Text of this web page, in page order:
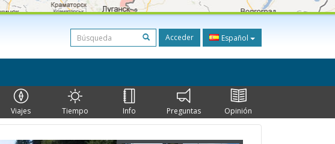
Acceder Español
Viajes Tiempo Info Preguntas Opinión